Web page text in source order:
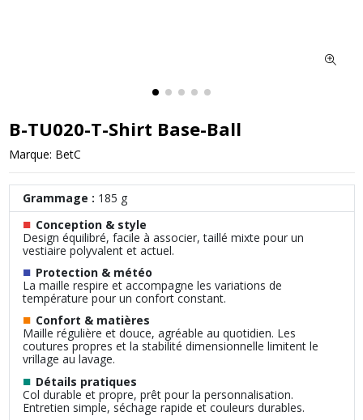
B-TU020-T-Shirt Base-Ball
Marque: BetC
Grammage : 185 g
■ Conception & style
Design équilibré, facile à associer, taillé mixte pour un
vestiaire polyvalent et actuel.
■ Protection & météo
La maille respire et accompagne les variations de
température pour un confort constant.
■ Confort & matières
Maille régulière et douce, agréable au quotidien. Les
coutures propres et la stabilité dimensionnelle limitent le
vrillage au lavage.
■ Détails pratiques
Col durable et propre, prêt pour la personnalisation.
Entretien simple, séchage rapide et couleurs durables.